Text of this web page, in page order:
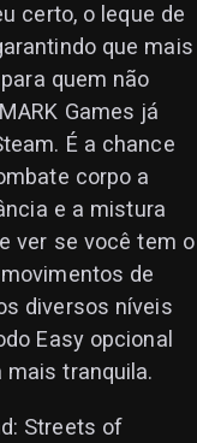
certo, o leque de
que mais
quem não
Games já
É a chance
corpo a
e a mistura
ver se você tem o
de
diversos níveis
Easy opcional
tranquila.
Streets of